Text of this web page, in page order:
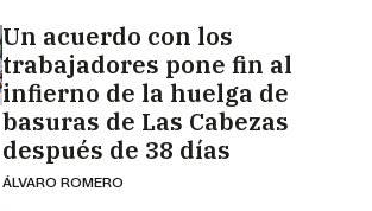
Un acuerdo con los
trabajadores pone fin al
infierno de la huelga de
basuras de Las Cabezas
después de 38 días
ÁLVARO ROMERO